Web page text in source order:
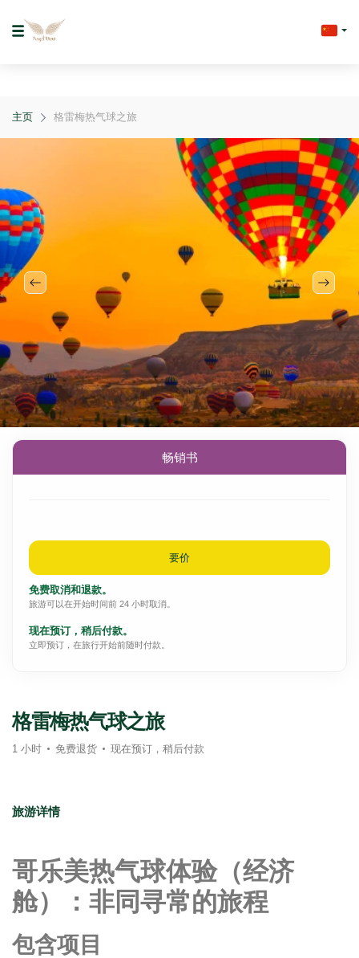
主页 格雷梅热气球之旅
格雷梅热气球之旅
1 小时 免费退货 现在预订，稍后付款
旅游详情
哥乐美热气球体验（经济
舱）：非同寻常的旅程
包含项目
畅销书
要价
免费取消和退款。
旅游可以在开始时间前 24 小时取消。
现在预订，稍后付款。
立即预订，在旅行开始前随时付款。